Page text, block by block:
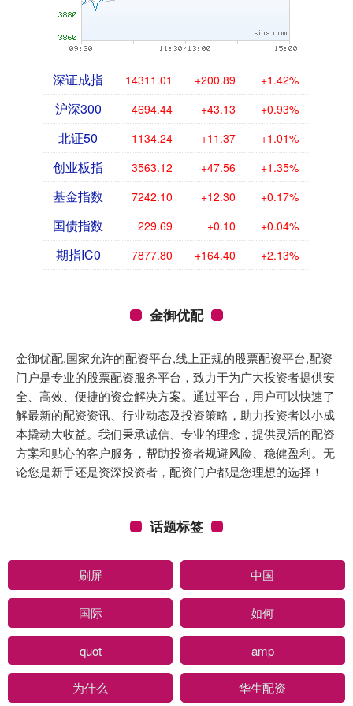
深证成指 14311.01 +200.89 +1.42%
沪深300 4694.44 +43.13 +0.93%
北证50 1134.24 +11.37 +1.01%
创业板指 3563.12 +47.56 +1.35%
基金指数 7242.10 +12.30 +0.17%
国债指数 229.69 +0.10 +0.04%
期指IC0 7877.80 +164.40 +2.13%
金御优配
金御优配,国家允许的配资平台,线上正规的股票配资平台,配资
门户是专业的股票配资服务平台，致力于为广大投资者提供安
全、高效、便捷的资金解决方案。通过平台，用户可以快速了
解最新的配资资讯、行业动态及投资策略，助力投资者以小成
本撬动大收益。我们秉承诚信、专业的理念，提供灵活的配资
方案和贴心的客户服务，帮助投资者规避风险、稳健盈利。无
论您是新手还是资深投资者，配资门户都是您理想的选择！
话题标签
刷屏 中国
国际 如何
quot amp
为什么 华生配资